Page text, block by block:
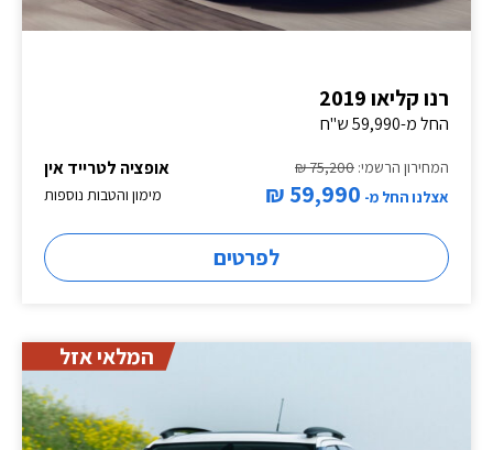
רנו קליאו 2019
החל מ-59,990 ש"ח
אופציה לטרייד אין
המחירון הרשמי: 75,200 ₪
מימון והטבות נוספות
אצלנו החל מ- 59,990 ₪
לפרטים
המלאי אזל